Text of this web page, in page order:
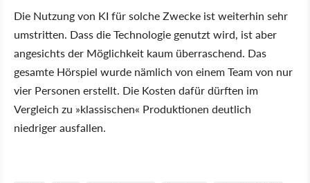
Die Nutzung von KI für solche Zwecke ist weiterhin sehr
umstritten. Dass die Technologie genutzt wird, ist aber
angesichts der Möglichkeit kaum überraschend. Das
gesamte Hörspiel wurde nämlich von einem Team von nur
vier Personen erstellt. Die Kosten dafür dürften im
Vergleich zu »klassischen« Produktionen deutlich
niedriger ausfallen.